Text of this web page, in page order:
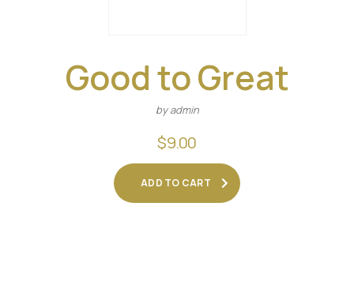
Good to Great
by admin
$9.00
ADD TO CART